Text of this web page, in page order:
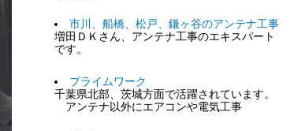
市川、船橋、松戸、鎌ヶ谷のアンテナ工事
増田ＤＫさん、アンテナ工事のエキスパート
です。
プライムワーク
千葉県北部、茨城方面で活躍されています。
アンテナ以外にエアコンや電気工事